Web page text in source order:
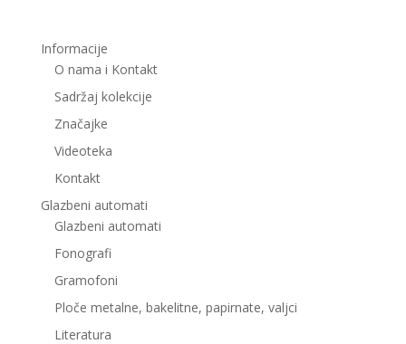
Informacije
O nama i Kontakt
Sadržaj kolekcije
Značajke
Videoteka
Kontakt
Glazbeni automati
Glazbeni automati
Fonografi
Gramofoni
Ploče metalne, bakelitne, papirnate, valjci
Literatura